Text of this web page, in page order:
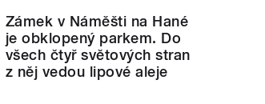
Zámek v Náměšti na Hané
je obklopený parkem. Do
všech čtyř světových stran
z něj vedou lipové aleje